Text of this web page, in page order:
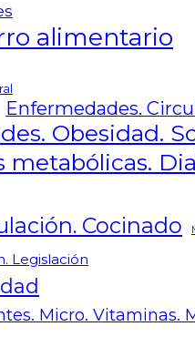
alimentario
Enfermedades.
Obesidad.
metabólicas.
Cocinado
Legislación
Micro. Vitaminas.